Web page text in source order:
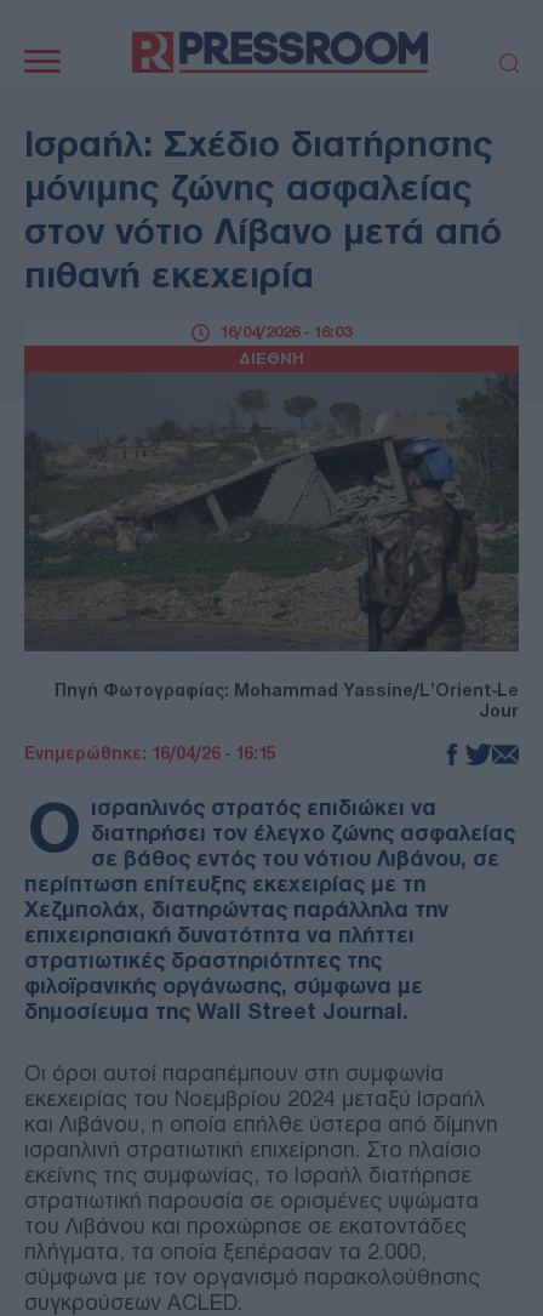
πλοήγηση
ΠΟΛΙΤΙΚΗ
ΤΟΥΡΚΙΑ
ΟΙΚΟΝΟΜΙΑ
ΕΚΚΛΗΣΙΑ
ΑΜΥΝΑ
ΔΙΕΘΝΗ
ΚΥΠΡΟΣ
MEDIA
LIFESTYLE
AUTO - MOTO
ΓΑΣΤΡΟΝΟΜΙΑ
ΖΩΔΙΑ
ΑΡΘΡΟΓΡΑΦΙΑ
Ισραήλ: Σχέδιο διατήρησης
μόνιμης ζώνης ασφαλείας
στον νότιο Λίβανο μετά από
πιθανή εκεχειρία
ΔΙΕΘΝΗ
16/04/2026 - 16:03
Πηγή Φωτογραφίας: Mohammad Yassine/L’Orient-Le
Jour
Ενημερώθηκε: 16/04/26 - 16:15
Ο ισραηλινός στρατός επιδιώκει να
διατηρήσει τον έλεγχο ζώνης ασφαλείας
σε βάθος εντός του νότιου Λιβάνου, σε
περίπτωση επίτευξης εκεχειρίας με τη
Χεζμπολάχ, διατηρώντας παράλληλα την
επιχειρησιακή δυνατότητα να πλήττει
στρατιωτικές δραστηριότητες της
φιλοϊρανικής οργάνωσης, σύμφωνα με
δημοσίευμα της Wall Street Journal.
Οι όροι αυτοί παραπέμπουν στη συμφωνία
εκεχειρίας του Νοεμβρίου 2024 μεταξύ Ισραήλ
και Λιβάνου, η οποία επήλθε ύστερα από δίμηνη
ισραηλινή στρατιωτική επιχείρηση. Στο πλαίσιο
εκείνης της συμφωνίας, το Ισραήλ διατήρησε
στρατιωτική παρουσία σε ορισμένες υψώματα
του Λιβάνου και προχώρησε σε εκατοντάδες
πλήγματα, τα οποία ξεπέρασαν τα 2.000,
σύμφωνα με τον οργανισμό παρακολούθησης
συγκρούσεων ACLED.